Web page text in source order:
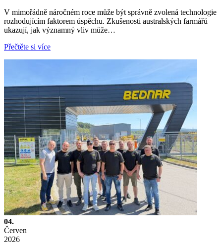
V mimořádně náročném roce může být správně zvolená technologie
rozhodujícím faktorem úspěchu. Zkušenosti australských farmářů
ukazují, jak významný vliv může…
Přečtěte si více
04.
Červen
2026